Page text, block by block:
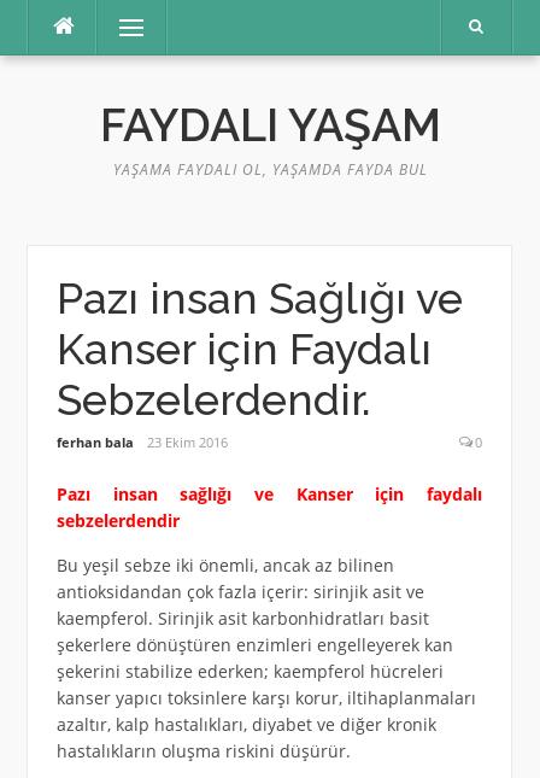
Menü
FAYDALI YAŞAM
YAŞAMA FAYDALI OL, YAŞAMDA FAYDA BUL
Pazı insan Sağlığı ve
Kanser için Faydalı
Sebzelerdendir.
ferhan bala 23 Ekim 2016 0
Pazı insan sağlığı ve Kanser için faydalı
sebzelerdendir
Bu yeşil sebze iki önemli, ancak az bilinen
antioksidandan çok fazla içerir: sirinjik asit ve
kaempferol. Sirinjik asit karbonhidratları basit
şekerlere dönüştüren enzimleri engelleyerek kan
şekerini stabilize ederken; kaempferol hücreleri
kanser yapıcı toksinlere karşı korur, iltihaplanmaları
azaltır, kalp hastalıkları, diyabet ve diğer kronik
hastalıkların oluşma riskini düşürür.